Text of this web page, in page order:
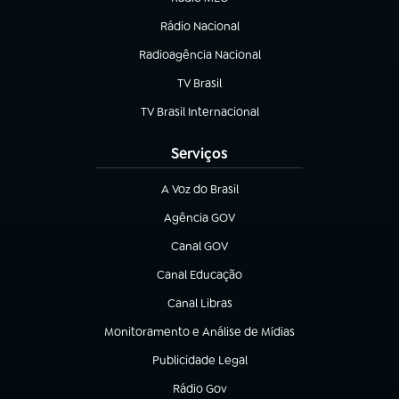
Rádio Nacional
(abre em nova aba)
Radioagência Nacional
(abre em nova aba)
TV Brasil
(abre em nova aba)
TV Brasil Internacional
(abre em nova aba)
Serviços
A Voz do Brasil
(abre em nova aba)
Agência GOV
(abre em nova aba)
Canal GOV
(abre em nova aba)
Canal Educação
(abre em nova aba)
Canal Libras
(abre em nova aba)
Monitoramento e Análise de Mídias
(abre em nova aba)
Publicidade Legal
(abre em nova aba)
Rádio Gov
(abre em nova aba)